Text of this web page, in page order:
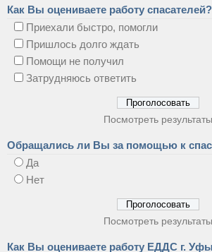
Как Вы оцениваете работу спасателей?
Приехали быстро, помогли
Пришлось долго ждать
Помощи не получил
Затрудняюсь ответить
Посмотреть результаты
Обращались ли Вы за помощью к
Да
Нет
Посмотреть результаты
Как Вы оцениваете работу ЕДДС г.